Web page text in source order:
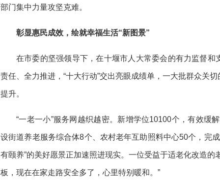
部门集中力量攻坚克难。
彰显惠民成效，绘就幸福生活“新图景”
在市委的坚强领导下，在十堰市人大常委会的有力监督
责任、全力推进，“十大行动”交出亮眼成绩单，一大批群众关
提升。
“一老一小”服务网越织越密。新增学位10100个，有效缓
设街道养老服务综合体8个、农村老年互助照料中心50个，完
有颐养”的美好愿景正加速照进现实。一位受益于适老化改造的
板，现在在家走路安全多了，心里特别暖和。”